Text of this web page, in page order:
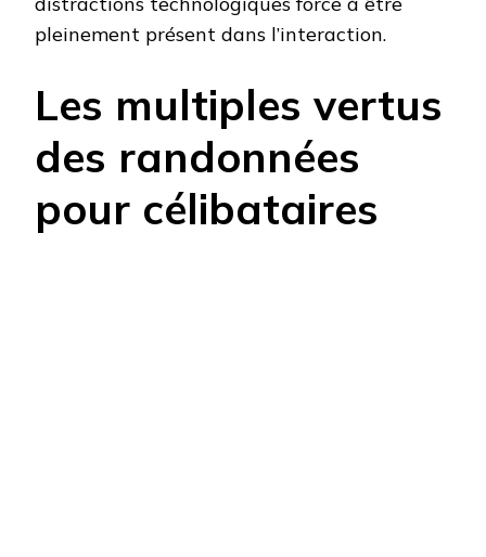
pleinement présent dans l’interaction.
Les multiples vertus
des randonnées
pour célibataires